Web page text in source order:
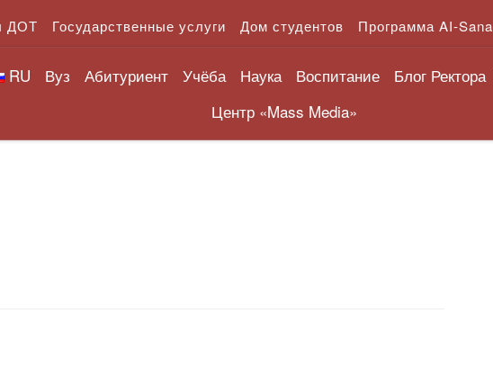
ДОТ Государственные услуги Дом студентов Программа AI-Sana
RU Вуз Абитуриент Учёба Наука Воспитание Блог Ректора
Центр «Mass Media»